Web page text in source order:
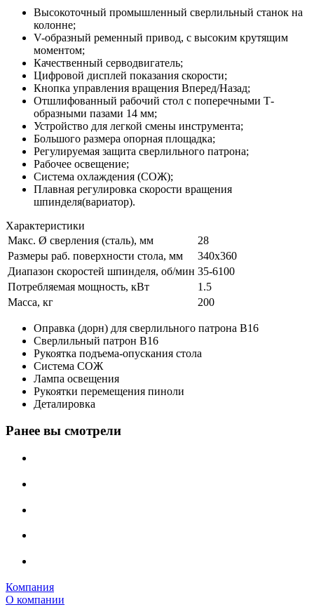
Высокоточный промышленный сверлильный станок на
колонне;
V-образный ременный привод, с высоким крутящим
моментом;
Качественный серводвигатель;
Цифровой дисплей показания скорости;
Кнопка управления вращения Вперед/Назад;
Отшлифованный рабочий стол с поперечными Т-
образными пазами 14 мм;
Устройство для легкой смены инструмента;
Большого размера опорная площадка;
Регулируемая защита сверлильного патрона;
Рабочее освещение;
Система охлаждения (СОЖ);
Плавная регулировка скорости вращения
шпинделя(вариатор).
Характеристики
Макс. Ø сверления (сталь), мм
28
Размеры раб. поверхности стола, мм
340x360
Диапазон скоростей шпинделя, об/мин 35-6100
Потребляемая мощность, кВт
1.5
Масса, кг
200
Оправка (дорн) для сверлильного патрона B16
Сверлильный патрон B16
Рукоятка подъема-опускания стола
Система СОЖ
Лампа освещения
Рукоятки перемещения пиноли
Деталировка
Ранее вы смотрели
Компания
О компании